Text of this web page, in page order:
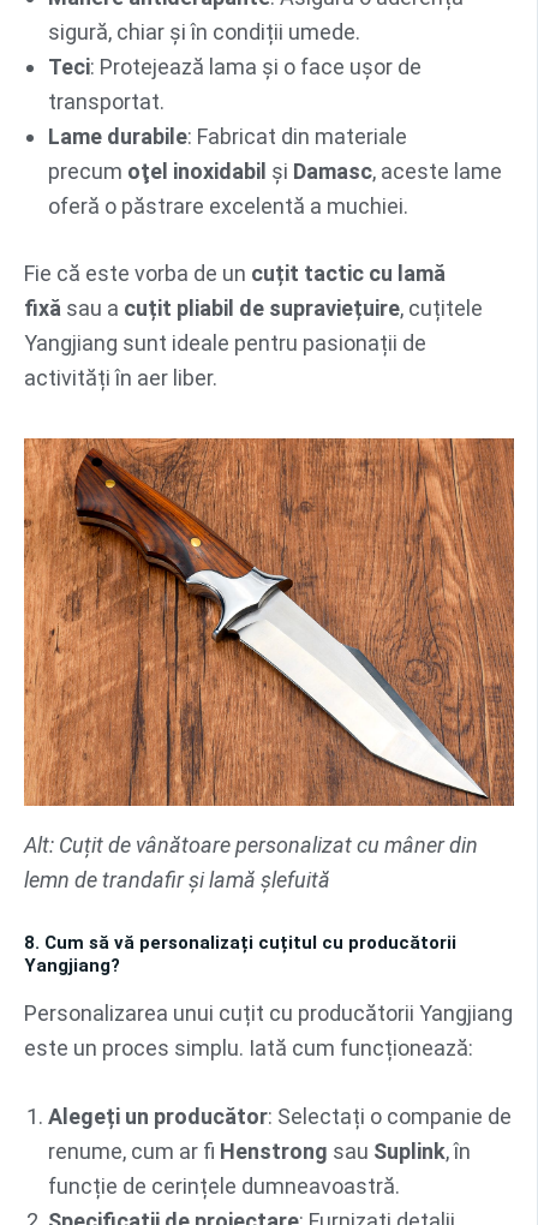
sigură, chiar și în condiții umede.
Teci: Protejează lama și o face ușor de
transportat.
Lame durabile: Fabricat din materiale
precum oţel inoxidabil şi Damasc, aceste lame
oferă o păstrare excelentă a muchiei.
Fie că este vorba de un cuțit tactic cu lamă
fixă sau a cuțit pliabil de supraviețuire, cuțitele
Yangjiang sunt ideale pentru pasionații de
activități în aer liber.
Alt: Cuțit de vânătoare personalizat cu mâner din
lemn de trandafir și lamă șlefuită
8. Cum să vă personalizați cuțitul cu producătorii
Yangjiang?
Personalizarea unui cuțit cu producătorii Yangjiang
este un proces simplu. Iată cum funcționează:
Alegeți un producător: Selectați o companie de
renume, cum ar fi Henstrong sau Suplink, în
funcție de cerințele dumneavoastră.